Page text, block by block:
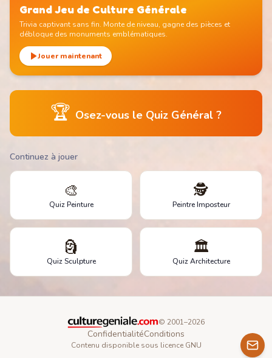
Grand Jeu de Culture Générale
Trivia captivant sans fin. Monte de niveau, gagne des pièces et
débloque des monuments emblématiques.
Jouer maintenant
🏆 Osez-vous le Quiz Général ?
Continuez à jouer
🎨
Quiz Peinture
🕵️
Peintre Imposteur
🗿
Quiz Sculpture
🏛️
Quiz Architecture
© 2001–2026
ConfidentialitéConditions
Contenu disponible sous licence GNU